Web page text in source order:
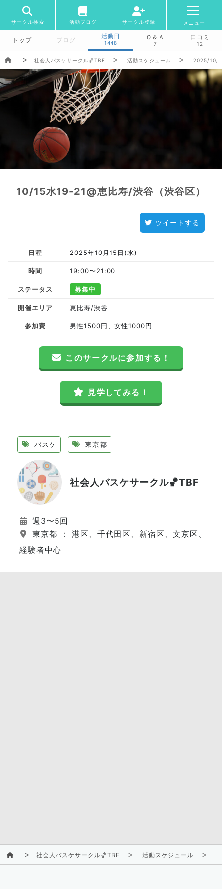
サークル検索 活動ブログ サークル登録 メニュー
トップ ブログ
活動日
1448
Ｑ＆Ａ
7
口コミ
12
社会人バスケサークル🏀TBF 活動スケジュール 2025/10/
10/15水19-21@恵比寿/渋谷（渋谷区）
ツイートする
日程 2025年10月15日(水)
時間 19:00〜21:00
ステータス 募集中
開催エリア 恵比寿/渋谷
参加費 男性1500円、女性1000円
このサークルに参加する！
見学してみる！
バスケ 東京都
社会人バスケサークル🏀TBF
週3〜5回
東京都 ： 港区、千代田区、新宿区、文京区、江
経験者中心
社会人バスケサークル🏀TBF 活動スケジュール